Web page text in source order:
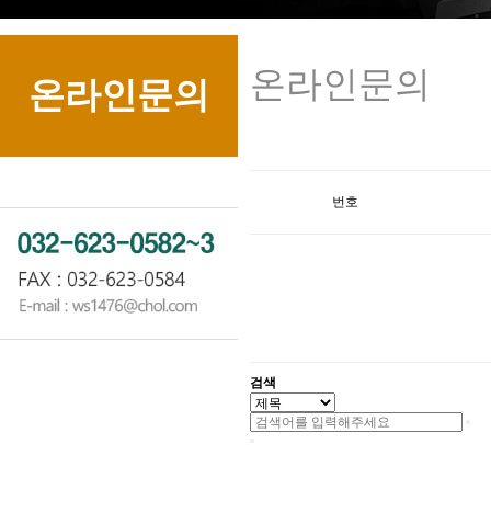
온라인문의 온라인문의
번호
검색